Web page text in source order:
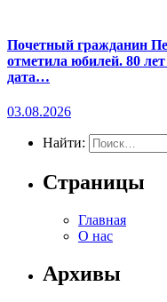
Почетный гражданин
отметила юбилей. 80
дата…
03.08.2026
Найти:
Страницы
Главная
О нас
Архивы